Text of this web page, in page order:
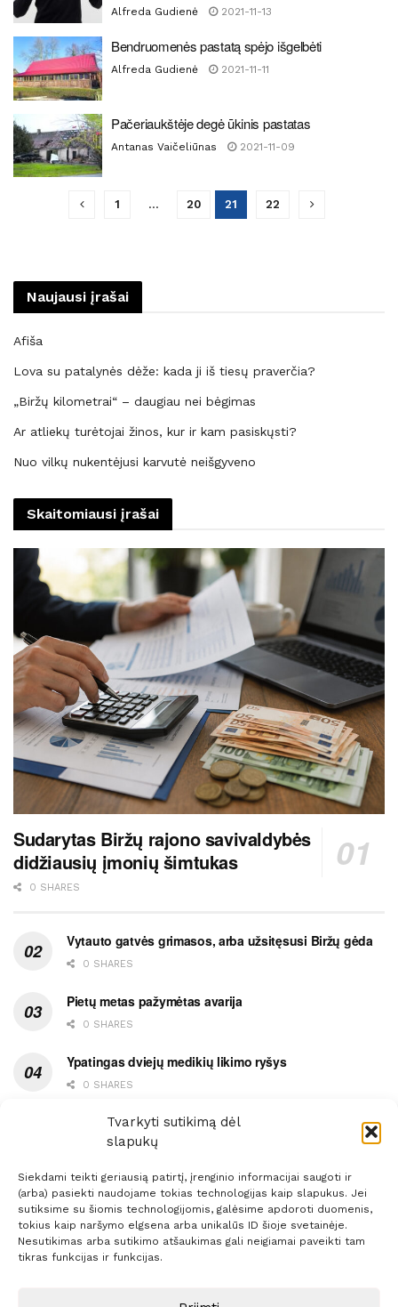
Tvarkyti sutikimą dėl
slapukų
Siekdami teikti geriausią patirtį, įrenginio informacijai saugoti ir
(arba) pasiekti naudojame tokias technologijas kaip slapukus. Jei
sutiksime su šiomis technologijomis, galėsime apdoroti duomenis,
tokius kaip naršymo elgsena arba unikalūs ID šioje svetainėje.
Nesutikimas arba sutikimo atšaukimas gali neigiamai paveikti tam
tikras funkcijas ir funkcijas.
Alfreda Gudienė 2021-11-13
Bendruomenės pastatą spėjo išgelbėti
Alfreda Gudienė 2021-11-11
Pačeriaukštėje degė ūkinis pastatas
Antanas Vaičeliūnas 2021-11-09
1 … 20 21 22
Naujausi įrašai
Afiša
Lova su patalynės dėže: kada ji iš tiesų praverčia?
„Biržų kilometrai“ – daugiau nei bėgimas
Ar atliekų turėtojai žinos, kur ir kam pasiskųsti?
Nuo vilkų nukentėjusi karvutė neišgyveno
Skaitomiausi įrašai
Sudarytas Biržų rajono savivaldybės
didžiausių įmonių šimtukas
0 SHARES
Vytauto gatvės grimasos, arba užsitęsusi Biržų gėda
0 SHARES
Pietų metas pažymėtas avarija
0 SHARES
Ypatingas dviejų medikių likimo ryšys
0 SHARES
Ašaromis baigęsis užėjimas į piceriją
0 SHARES
Prenumerata Reklama